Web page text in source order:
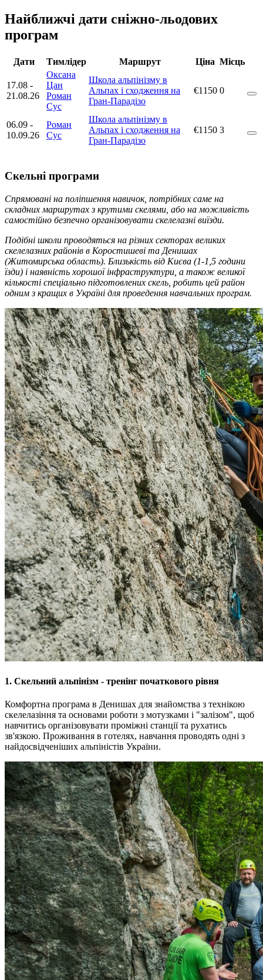
Найближчі дати сніжно-льодових
програм
Дати Тимлідер Маршрут Ціна Місць
17.08 -
21.08.26
Оксана
Цан
Роман
Сус
Школа альпінізму в
Альпах і сходження на
Гран-Парадізо
€1150 0
06.09 -
10.09.26
Роман
Сус
Школа альпінізму в
Альпах і сходження на
Гран-Парадізо
€1150 3
Скельні програми
Спрямовані на поліпшення навичок, потрібних саме на
складних маршрутах з крутими скелями, або на можливість
самостійно безпечно організовувати скелелазні виїзди.
Подібні школи проводяться на різних секторах великих
скелелазних районів в Коростишеві та Денишах
(Житомирська область). Близькість від Києва (1-1,5 години
їзди) і наявність хорошої інфраструктури, а також великої
кількості спеціально підготовлених скель, робить цей район
одним з кращих в Україні для проведення навчальних програм.
1. Скельний альпінізм - тренінг початкового рівня
Комфортна програма в Денишах для знайомства з технікою
скелелазіння та основами роботи з мотузками і "залізом", щоб
навчитись організовувати проміжні станції та рухатись
зв'язкою. Проживання в готелях, навчання проводять одні з
найдосвідченіших альпіністів України.